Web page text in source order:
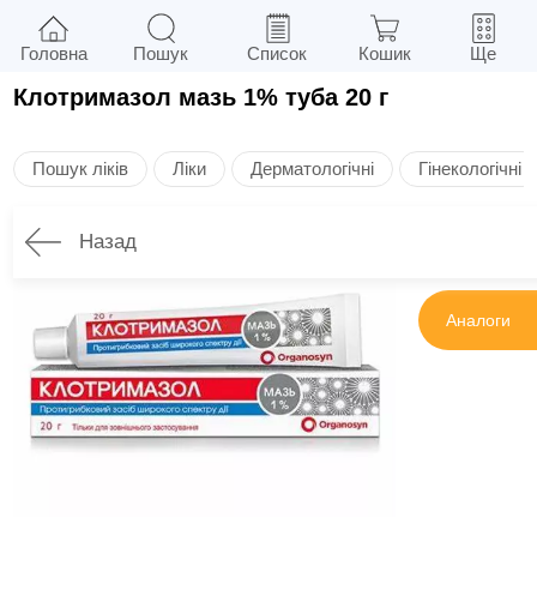
Клотримазол мазь 1% туба 20 г
Пошук ліків Ліки Дерматологічні Гінекологічні
Назад
Аналоги
Головна Пошук Список Кошик Ще